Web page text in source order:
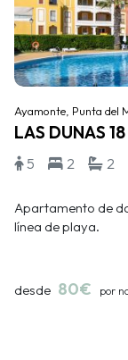
Ayamonte, Punta del
LAS DUNAS 18
5 2 2
Apartamento de
línea de playa.
desde 80€ por